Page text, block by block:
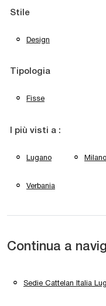
Stile
Design
Tipologia
Fisse
I più visti a :
Lugano Milano
Verbania
Continua a
Sedie Cattelan Italia